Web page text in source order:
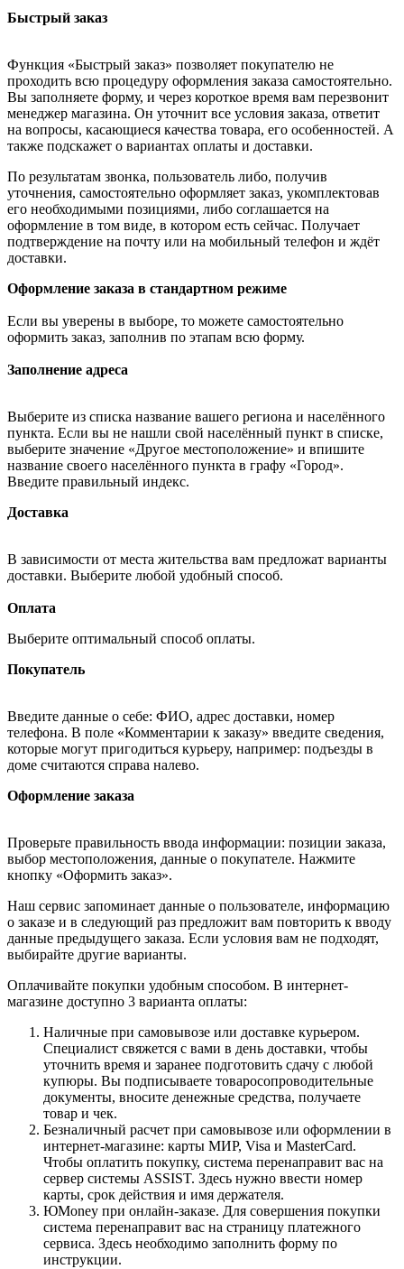
Быстрый заказ
Функция «Быстрый заказ» позволяет покупателю не
проходить всю процедуру оформления заказа самостоятельно.
Вы заполняете форму, и через короткое время вам перезвонит
менеджер магазина. Он уточнит все условия заказа, ответит
на вопросы, касающиеся качества товара, его особенностей. А
также подскажет о вариантах оплаты и доставки.
По результатам звонка, пользователь либо, получив
уточнения, самостоятельно оформляет заказ, укомплектовав
его необходимыми позициями, либо соглашается на
оформление в том виде, в котором есть сейчас. Получает
подтверждение на почту или на мобильный телефон и ждёт
доставки.
Оформление заказа в стандартном режиме
Если вы уверены в выборе, то можете самостоятельно
оформить заказ, заполнив по этапам всю форму.
Заполнение адреса
Выберите из списка название вашего региона и населённого
пункта. Если вы не нашли свой населённый пункт в списке,
выберите значение «Другое местоположение» и впишите
название своего населённого пункта в графу «Город».
Введите правильный индекс.
Доставка
В зависимости от места жительства вам предложат варианты
доставки. Выберите любой удобный способ.
Оплата
Выберите оптимальный способ оплаты.
Покупатель
Введите данные о себе: ФИО, адрес доставки, номер
телефона. В поле «Комментарии к заказу» введите сведения,
которые могут пригодиться курьеру, например: подъезды в
доме считаются справа налево.
Оформление заказа
Проверьте правильность ввода информации: позиции заказа,
выбор местоположения, данные о покупателе. Нажмите
кнопку «Оформить заказ».
Наш сервис запоминает данные о пользователе, информацию
о заказе и в следующий раз предложит вам повторить к вводу
данные предыдущего заказа. Если условия вам не подходят,
выбирайте другие варианты.
Оплачивайте покупки удобным способом. В интернет-
магазине доступно 3 варианта оплаты:
Наличные при самовывозе или доставке курьером.
Специалист свяжется с вами в день доставки, чтобы
уточнить время и заранее подготовить сдачу с любой
купюры. Вы подписываете товаросопроводительные
документы, вносите денежные средства, получаете
товар и чек.
Безналичный расчет при самовывозе или оформлении в
интернет-магазине: карты МИР, Visa и MasterCard.
Чтобы оплатить покупку, система перенаправит вас на
сервер системы ASSIST. Здесь нужно ввести номер
карты, срок действия и имя держателя.
ЮMoney при онлайн-заказе. Для совершения покупки
система перенаправит вас на страницу платежного
сервиса. Здесь необходимо заполнить форму по
инструкции.